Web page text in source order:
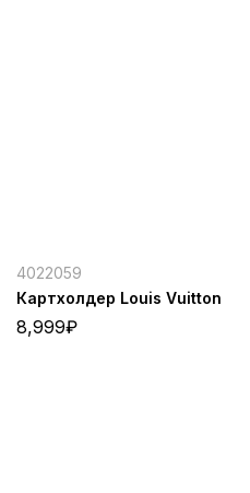
4022059
Картхолдер Louis Vuitton
8,999₽